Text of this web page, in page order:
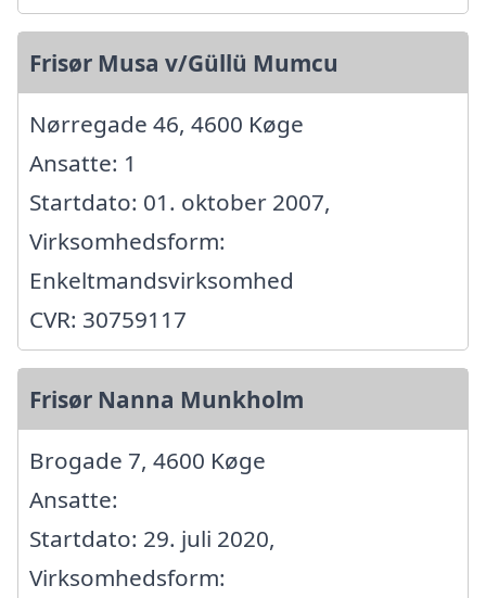
Frisør Musa v/Güllü Mumcu
Nørregade 46, 4600 Køge
Ansatte: 1
Startdato: 01. oktober 2007,
Virksomhedsform:
Enkeltmandsvirksomhed
CVR: 30759117
Frisør Nanna Munkholm
Brogade 7, 4600 Køge
Ansatte:
Startdato: 29. juli 2020,
Virksomhedsform: